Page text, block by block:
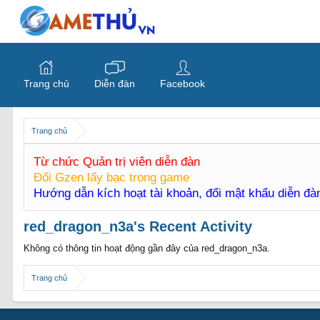
Trang chủ
Từ chức Quản trị viên diễn đàn
Đổi Gzen lấy bạc trong game
Hướng dẫn kích hoạt tài khoản, đổi mật khẩu diễn
red_dragon_n3a's Recent Activity
Không có thông tin hoạt động gần đây của red_dragon_n3a.
Trang chủ
Trang chủ Diễn đàn Facebook